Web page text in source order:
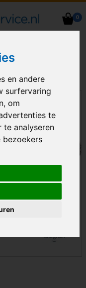
en andere
surfervaring
om
te
te analyseren
bezoekers
0